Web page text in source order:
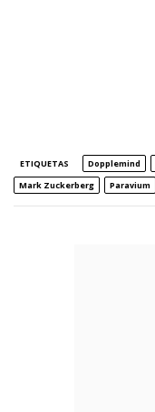
ETIQUETAS Dopplemind
Mark Zuckerberg
Paravium